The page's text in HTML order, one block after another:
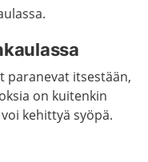
paranevat itsestään,
on kuitenkin
kehittyä syöpä.